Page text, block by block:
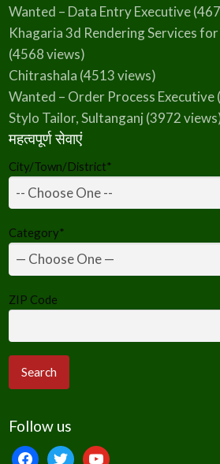
Wanted – Data Entry Executive
Khagaria 3d Rendering Services
(4568 views)
Chitrashala (4513 views)
Wanted – Order Process Executive
Stylo Tailor, Sultanganj (3972
महत्वपूर्ण सेवाएं
City/Town/District*
Category*
ZIP Code
Follow us
facebooktwitteryoutube